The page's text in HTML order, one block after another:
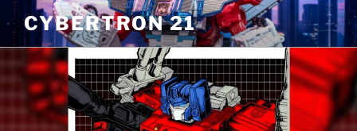
Skip
to
content
CYBERTRON 21